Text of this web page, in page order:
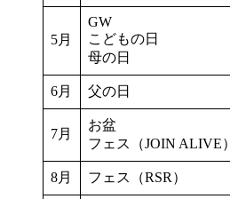
5月
GW
こどもの日
母の日
6月 父の日
7月
お盆
フェス（JOIN ALIVE）
8月 フェス（RSR）